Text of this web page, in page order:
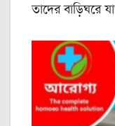
তাদের বাড়িঘরে